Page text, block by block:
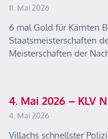
11. Mai 2026
6 mal Gold für Kärnten
Staatsmeisterschaften
Meisterschaften der
4. Mai 2026 – KLV
4. Mai 2026
Villachs schnellster